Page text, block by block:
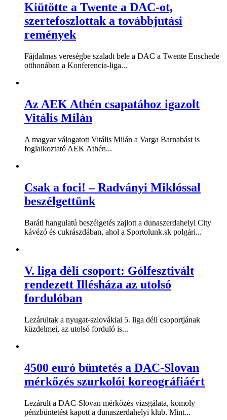
Kiütötte a Twente a DAC-ot,
szertefoszlottak a továbbjutási
remények
Fájdalmas vereségbe szaladt bele a DAC a Twente Enschede
otthonában a Konferencia-liga...
Az AEK Athén csapatához igazolt
Vitális Milán
A magyar válogatott Vitális Milán a Varga Barnabást is
foglalkoztató AEK Athén...
Csak a foci! – Radványi Miklóssal
beszélgettünk
Baráti hangulatú beszélgetés zajlott a dunaszerdahelyi City
kávézó és cukrászdában, ahol a Sportolunk.sk polgári...
V. liga déli csoport: Gólfesztivált
rendezett Illésháza az utolsó
fordulóban
Lezárultak a nyugat-szlovákiai 5. liga déli csoportjának
küzdelmei, az utolsó forduló is...
4500 euró büntetés a DAC-Slovan
mérkőzés szurkolói koreográfiáért
Lezárult a DAC-Slovan mérkőzés vizsgálata, komoly
pénzbüntetést kapott a dunaszerdahelyi klub. Mint...